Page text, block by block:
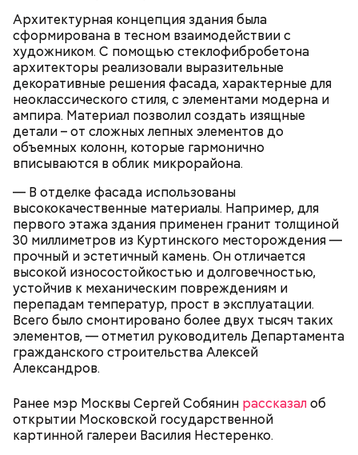
Архитектурная концепция здания была
сформирована в тесном взаимодействии с
художником. С помощью стеклофибробетона
архитекторы реализовали выразительные
декоративные решения фасада, характерные для
неоклассического стиля, с элементами модерна и
ампира. Материал позволил создать изящные
детали – от сложных лепных элементов до
объемных колонн, которые гармонично
вписываются в облик микрорайона.
— В отделке фасада использованы
высококачественные материалы. Например, для
первого этажа здания применен гранит толщиной
30 миллиметров из Куртинского месторождения —
прочный и эстетичный камень. Он отличается
высокой износостойкостью и долговечностью,
устойчив к механическим повреждениям и
перепадам температур, прост в эксплуатации.
Всего было смонтировано более двух тысяч таких
элементов, — отметил руководитель Департамента
гражданского строительства Алексей
Александров.
Ранее мэр Москвы Сергей Собянин рассказалоб
открытии Московской государственной
картинной галереи Василия Нестеренко.
От новичка к профи:
«Абилимпикс» помогает в
трудоустройстве москвичам с
особенностями здоровья
В Первом московском образовательном комплексе
обновили мастерские для дизайнеров одежды. Их
оснастили промышленными швейными машинами,
парогенераторами, раскройными столами и
манекенами. В колледже также открылась
лаборатория для бариста с профессиональными
кофемашинами и инструментами, где уже
занимаются более 500 студентов.
Диплом по цене квартиры: из чего
складывается стоимость
обучения в вузах и какие
профессии будут престижными
ПРЯМАЯ РЕЧЬ
Ситора Даргель, заместитель директора по
событийному маркетингу кинопарка «Москино»: